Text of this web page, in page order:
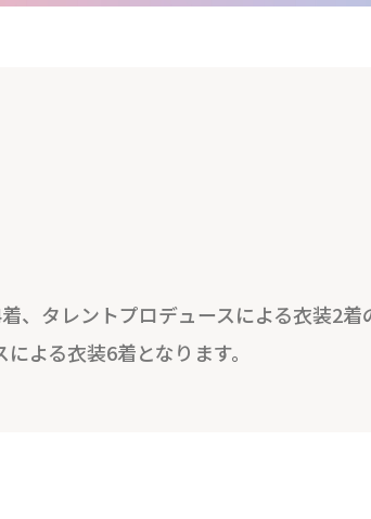
、タレントプロデュースによる衣装2着
よる衣装6着となります。